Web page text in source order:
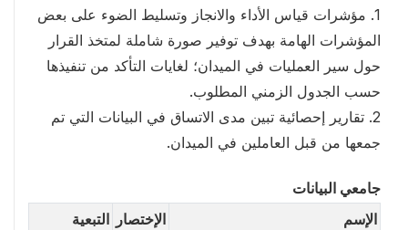
1. مؤشرات قياس الأداء والانجاز وتسليط الضوء على بعض
المؤشرات الهامة بهدف توفير صورة شاملة لمتخذ القرار
حول سير العمليات في الميدان؛ لغايات التأكد من تنفيذها
حسب الجدول الزمني المطلوب.
2. تقارير إحصائية تبين مدى الاتساق في البيانات التي تم
جمعها من قبل العاملين في الميدان.
جامعي البيانات
الإسم الإختصار التبعية